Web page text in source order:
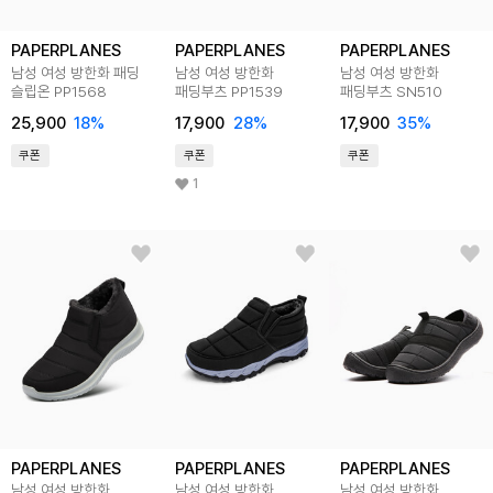
PAPERPLANES
남성 여성 방한화 패딩
슬립온 PP1568
25,900 18%
쿠폰
PAPERPLANES
남성 여성 방한화
패딩부츠 PP1539
17,900 28%
쿠폰
1
PAPERPLANES
남성 여성 방한화
패딩부츠 SN510
17,900 35%
쿠폰
PAPERPLANES PAPERPLANES PAPERPLANES